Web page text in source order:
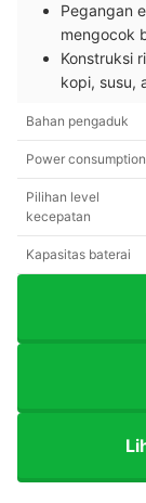
Pegangan
mengocok
Konstruksi
kopi, susu,
Bahan pengaduk
Power consumption
Pilihan level
kecepatan
Kapasitas baterai